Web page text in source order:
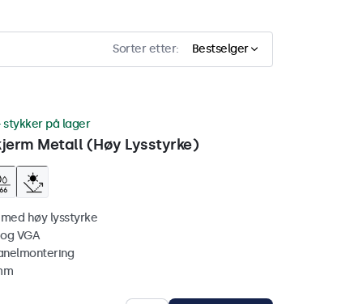
Sorter etter: Bestselger
Metall (Høy Lysstyrke)
stykker på lager
høy lysstyrke
VGA